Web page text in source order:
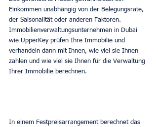
Einkommen unabhängig von der Belegungsrate,
der Saisonalität oder anderen Faktoren.
Immobilienverwaltungsunternehmen in Dubai
wie UpperKey prüfen Ihre Immobilie und
verhandeln dann mit Ihnen, wie viel sie Ihnen
zahlen und wie viel sie Ihnen für die Verwaltung
Ihrer Immobilie berechnen.
In einem Festpreisarrangement berechnet das